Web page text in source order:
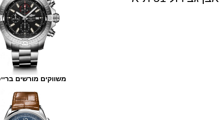
משווקים מורשים ברייטלינג